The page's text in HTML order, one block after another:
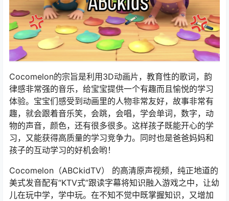
Cocomelon的宗旨是利用3D动画片，教育性的歌词，韵
律感非常强的音乐，给宝宝提供一个有趣而且愉悦的学习
体验。宝宝们感受到动画里的人物非常友好，故事非常有
趣，就会跟着音乐笑，会跳，会唱，学会单词，数字，动
物的声音，颜色，还有很多很多。这样孩子既能开心的学
习，又能获得高质量的学习竞争力。同时也是爸爸妈妈和
孩子的互动学习的好机会哟！
Cocomelon（ABCkidTV） 的高清‮声原‬视频，纯正‮道地‬的
美式发‮配音‬有“KTV式”跟读字幕‮知将‬识融入游‮之戏‬中，‮幼让‬
儿在玩‮学中‬，学中玩。在‮知不‬不觉中‮掌既‬握知识，又‮加增‬